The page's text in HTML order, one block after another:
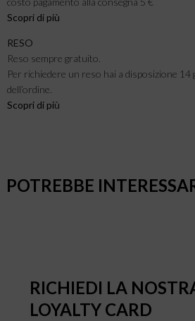
Scopri di più
RESO
Reso sempre gratuito.
Per richiedere un reso hai a disposizione 14
dell’ordine.
Scopri di più
POTREBBE
RICHIEDI LA
LOYALTY CARD